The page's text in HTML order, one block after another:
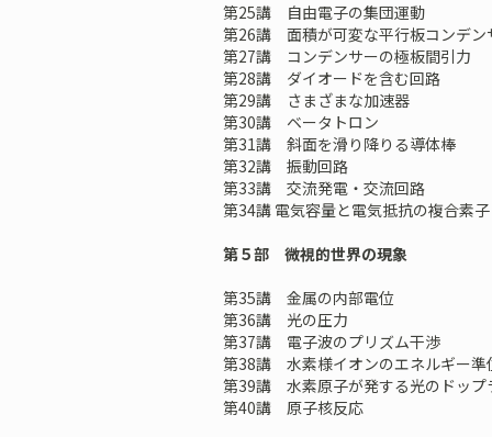
第25講 自由電子の集団運動
第26講 面積が可変な平行板コンデン
第27講 コンデンサーの極板間引力
第28講 ダイオードを含む回路
第29講 さまざまな加速器
第30講 ベータトロン
第31講 斜面を滑り降りる導体棒
第32講 振動回路
第33講 交流発電・交流回路
第34講 電気容量と電気抵抗の複合素子
第５部 微視的世界の現象
第35講 金属の内部電位
第36講 光の圧力
第37講 電子波のプリズム干渉
第38講 水素様イオンのエネルギー準
第39講 水素原子が発する光のドップ
第40講 原子核反応